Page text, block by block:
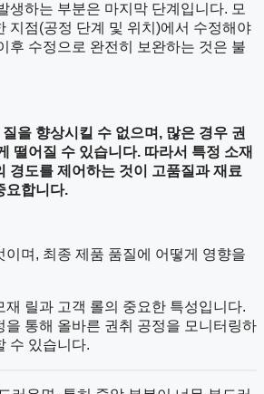
생하는 부분은 마지막 단계입니다. 모
지점(공정 단계 및 위치)에서 수정해야
후 수정으로 완전히 보완하는 것은 불
을 향상시킬 수 없으며 , 많은 경우 권
떨어질 수 있습니다. 따라서 특정 소재
경도를 제어하는 것이 고품질과 재료
요합니다.
이며, 최종 제품 품질에 어떻게 영향을
재 릴과 고객 롤의 중요한 특성입니다.
을 통해 올바른 권취 공정을 모니터링하
수 있습니다.